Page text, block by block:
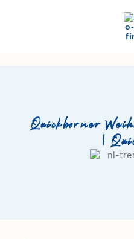
Quickborner
|